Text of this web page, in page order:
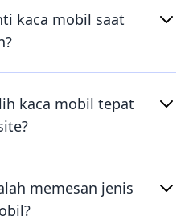
kaca mobil saat
kaca mobil tepat
memesan jenis